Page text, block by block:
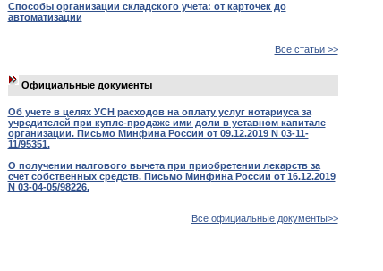
Способы организации складского учета: от карточек до
автоматизации
Все статьи >>
Официальные документы
Об учете в целях УСН расходов на оплату услуг нотариуса за
учредителей при купле-продаже ими доли в уставном капитале
организации. Письмо Минфина России от 09.12.2019 N 03-11-
11/95351.
О получении налгового вычета при приобретении лекарств за
счет собственных средств. Письмо Минфина России от 16.12.2019
N 03-04-05/98226.
Все официальные документы>>